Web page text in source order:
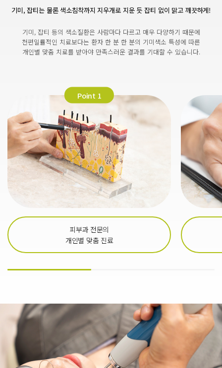
기미, 잡티는 물론 색소침착까지 지우개로 지운 듯 잡티 없이 맑고 깨끗하게!
기미, 잡티 등의 색소질환은 사람마다 다르고 매우 다양하기 때문에
천편일률적인 치료보다는 환자 한 분 한 분의 기미색소 특성에 따른
개인별 맞춤 치료를 받아야 만족스러운 결과를 기대할 수 있습니다.
Point 1
피부과 전문의
개인별 맞춤 진료